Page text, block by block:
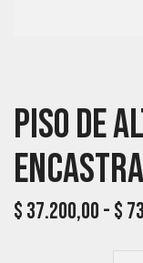
Piso De
$37.200,00-$